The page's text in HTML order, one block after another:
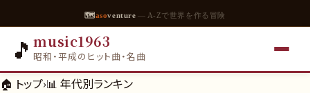
🗺asoventure — A-Zで世界を作る冒険
🎵 music1963
昭和・平成のヒット曲・名曲
🏠 トップ›📊 年代別ランキン